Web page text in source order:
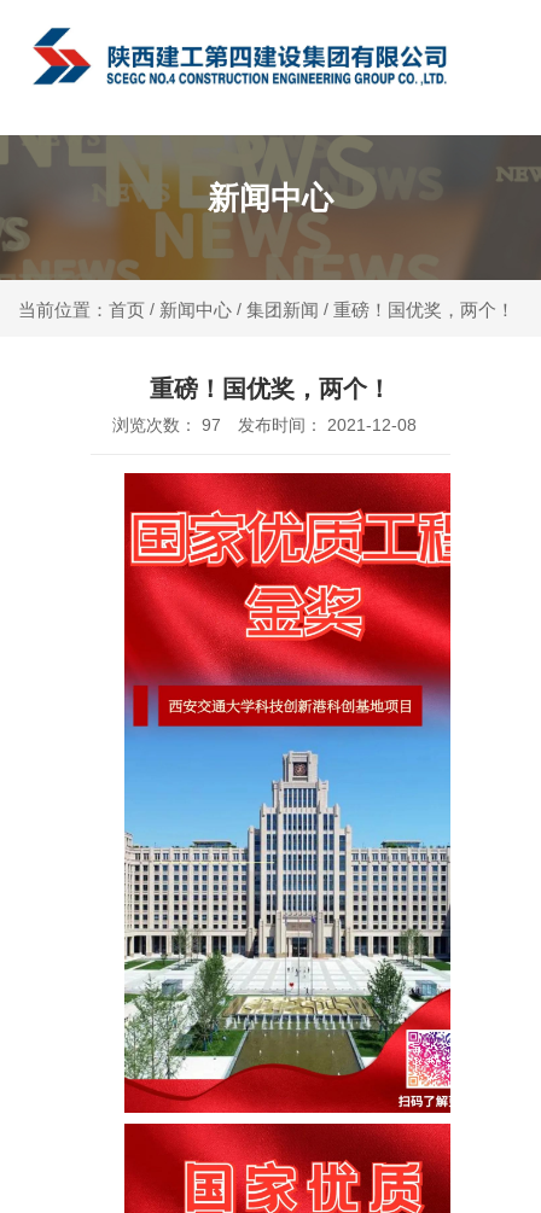
中文
新闻中心
当前位置：首页 / 新闻中心 / 集团新闻 / 重磅！国优奖，两个！
重磅！国优奖，两个！
浏览次数： 97 发布时间： 2021-12-08